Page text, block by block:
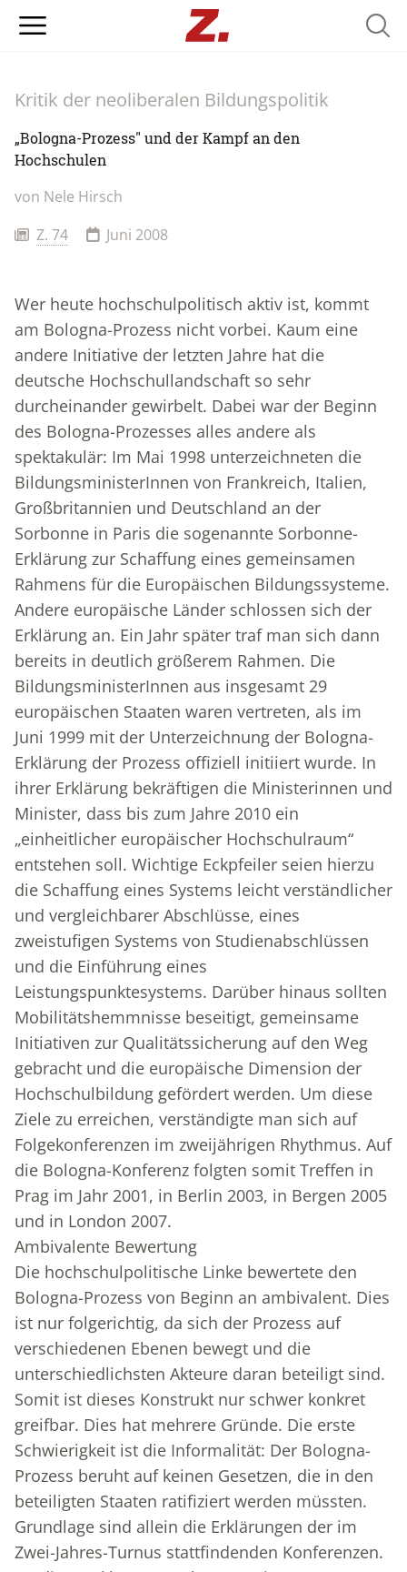
Kritik der neoliberalen Bildungspolitik
„Bologna-Prozess" und der Kampf an den
Hochschulen
von Nele Hirsch
Z. 74
Juni 2008
Wer heute hochschulpolitisch aktiv ist, kommt
am Bologna-Prozess nicht vorbei. Kaum eine
andere Initiative der letzten Jahre hat die
deutsche Hochschullandschaft so sehr
durcheinander gewirbelt. Dabei war der Beginn
des Bologna-Prozesses alles andere als
spektakulär: Im Mai 1998 unterzeichneten die
BildungsministerInnen von Frankreich, Italien,
Großbritannien und Deutschland an der
Sorbonne in Paris die sogenannte Sorbonne-
Erklärung zur Schaffung eines gemeinsamen
Rahmens für die Europäischen Bildungssysteme.
Andere europäische Länder schlossen sich der
Erklärung an. Ein Jahr später traf man sich dann
bereits in deutlich größerem Rahmen. Die
BildungsministerInnen aus insgesamt 29
europäischen Staaten waren vertreten, als im
Juni 1999 mit der Unterzeichnung der Bologna-
Erklärung der Prozess offiziell initiiert wurde. In
ihrer Erklärung bekräftigen die Ministerinnen und
Minister, dass bis zum Jahre 2010 ein
„einheitlicher europäischer Hochschulraum“
entstehen soll. Wichtige Eckpfeiler seien hierzu
die Schaffung eines Systems leicht verständlicher
und vergleichbarer Abschlüsse, eines
zweistufigen Systems von Studienabschlüssen
und die Einführung eines
Leistungspunktesystems. Darüber hinaus sollten
Mobilitätshemmnisse beseitigt, gemeinsame
Initiativen zur Qualitätssicherung auf den Weg
gebracht und die europäische Dimension der
Hochschulbildung gefördert werden. Um diese
Ziele zu erreichen, verständigte man sich auf
Folgekonferenzen im zweijährigen Rhythmus. Auf
die Bologna-Konferenz folgten somit Treffen in
Prag im Jahr 2001, in Berlin 2003, in Bergen 2005
und in London 2007.
Ambivalente Bewertung
Die hochschulpolitische Linke bewertete den
Bologna-Prozess von Beginn an ambivalent. Dies
ist nur folgerichtig, da sich der Prozess auf
verschiedenen Ebenen bewegt und die
unterschiedlichsten Akteure daran beteiligt sind.
Somit ist dieses Konstrukt nur schwer konkret
greifbar. Dies hat mehrere Gründe. Die erste
Schwierigkeit ist die Informalität: Der Bologna-
Prozess beruht auf keinen Gesetzen, die in den
beteiligten Staaten ratifiziert werden müssten.
Grundlage sind allein die Erklärungen der im
Zwei-Jahres-Turnus stattfindenden Konferenzen.